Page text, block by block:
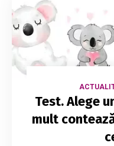
Test. Alege
mult